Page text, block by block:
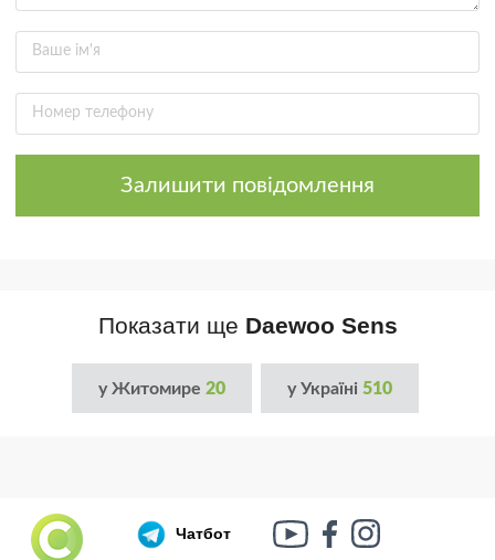
Залишити повідомлення
Показати ще Daewoo Sens
у Житомире 20 у Україні 510
Чатбот